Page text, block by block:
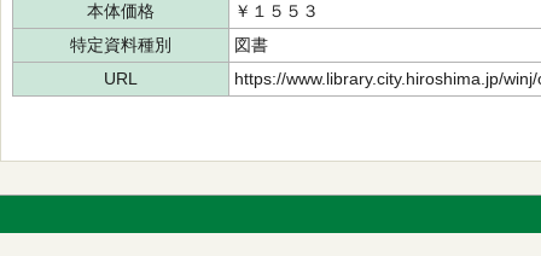
本体価格
￥１５５３
特定資料種別
図書
URL
https://www.library.city.hiroshima.jp/